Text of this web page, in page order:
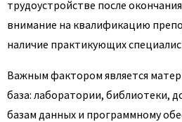
трудоустройстве после
внимание на квалификацию
наличие практикующих
Важным фактором является
база: лаборатории, библиотеки,
базам данных и программному